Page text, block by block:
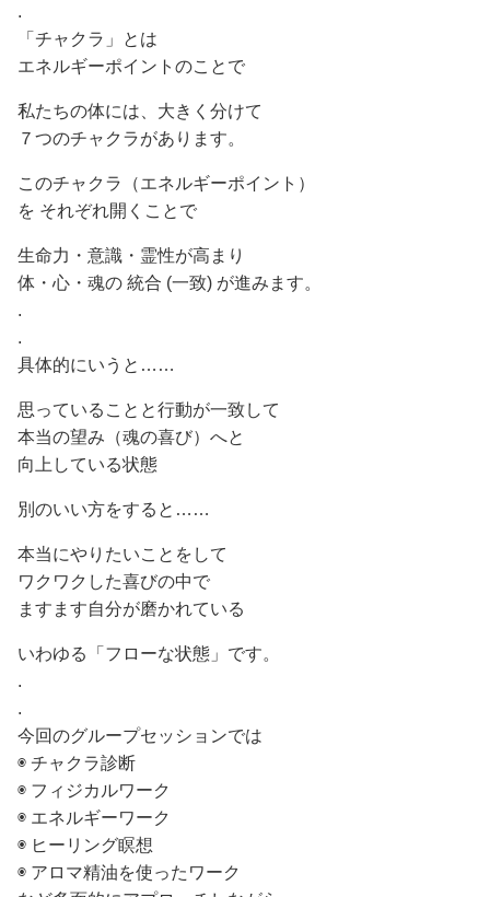
.
「チャクラ」とは
エネルギーポイントのことで
私たちの体には、大きく分けて
７つのチャクラがあります。
このチャクラ（エネルギーポイント）
を それぞれ開くことで
生命力・意識・霊性が高まり
体・心・魂の 統合 (一致) が進みます。
.
.
具体的にいうと……
思っていることと行動が一致して
本当の望み（魂の喜び）へと
向上している状態
別のいい方をすると……
本当にやりたいことをして
ワクワクした喜びの中で
ますます自分が磨かれている
いわゆる「フローな状態」です。
.
.
今回のグループセッションでは
◉ チャクラ診断
◉ フィジカルワーク
◉ エネルギーワーク
◉ ヒーリング瞑想
◉ アロマ精油を使ったワーク